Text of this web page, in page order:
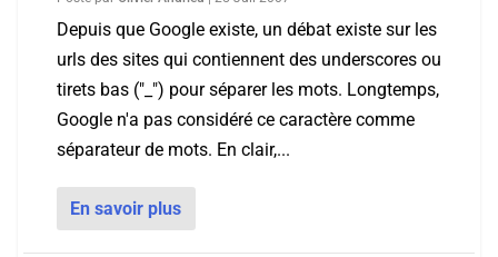
Depuis que Google existe, un débat existe sur les
urls des sites qui contiennent des underscores ou
tirets bas ("_") pour séparer les mots. Longtemps,
Google n'a pas considéré ce caractère comme
séparateur de mots. En clair,...
En savoir plus